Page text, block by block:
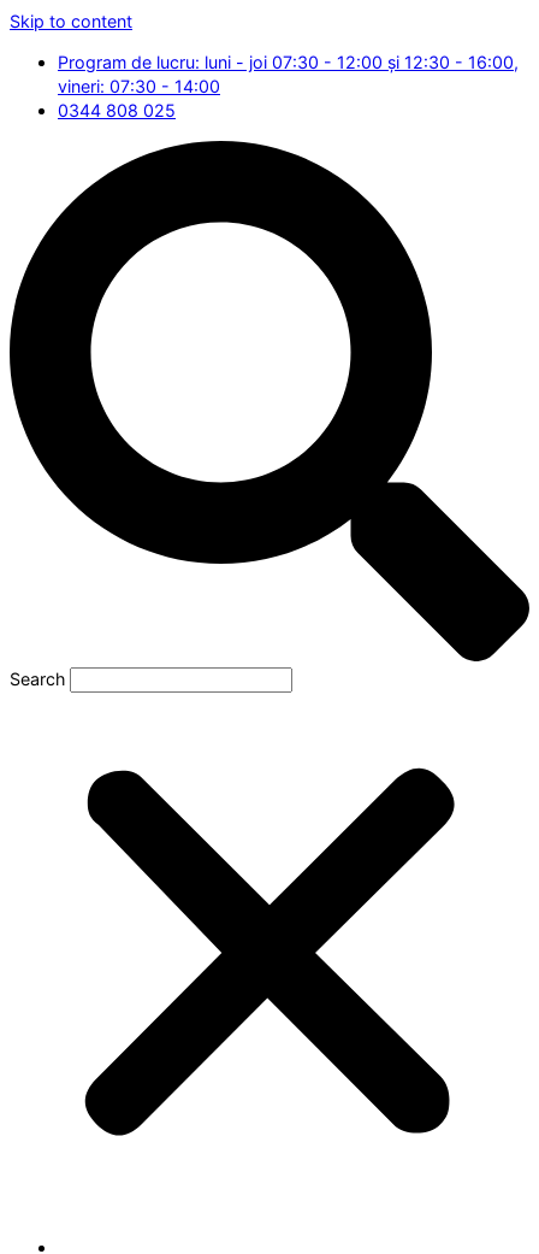
Skip to content
Program de lucru: luni - joi 07:30 - 12:00 și 12:30 - 16:00,
vineri: 07:30 - 14:00
0344 808 025
Search